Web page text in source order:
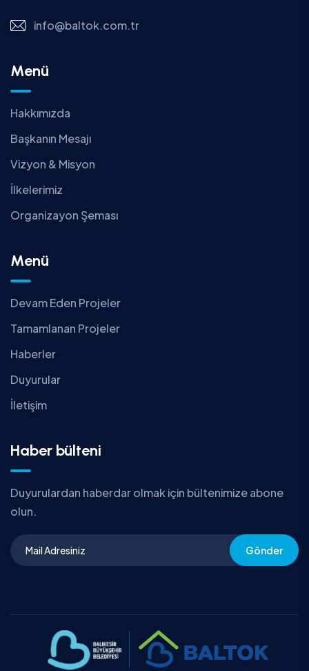
info@baltok.com.tr
Menü
Hakkımızda
Başkanın Mesajı
Vizyon & Misyon
İlkelerimiz
Organizayon Şeması
Menü
Devam Eden Projeler
Tamamlanan Projeler
Haberler
Duyurular
İletişim
Haber bülteni
Duyurulardan haberdar olmak için bültenimize abone
olun.
Gönder